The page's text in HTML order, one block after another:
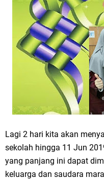
Lagi 2 hari kita akan
sekolah hingga 11 Jun
yang panjang ini dapat
keluarga dan saudara